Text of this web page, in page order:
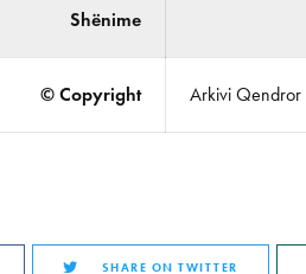
Shënime
© Copyright Arkivi Qendror
SHARE ON TWITTER